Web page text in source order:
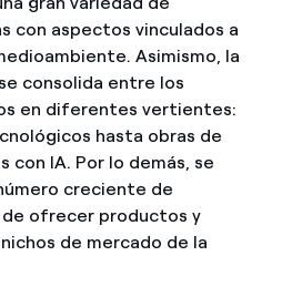
con aspectos vinculados a
Asimismo, la
consolida entre los
en diferentes vertientes:
hasta obras de
con IA. Por lo demás, se
creciente de
ofrecer productos y
de mercado de la